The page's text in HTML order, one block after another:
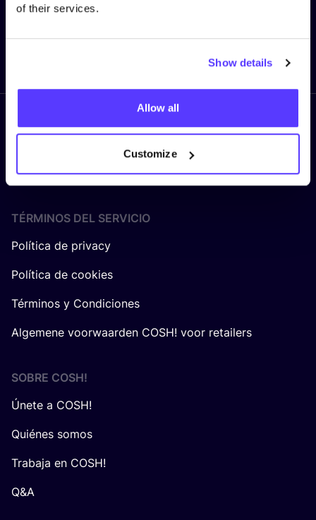
of their services.
Show details
Allow all
Customize
Síguenos
TÉRMINOS DEL SERVICIO
Política de privacy
Política de cookies
Términos y Condiciones
Algemene voorwaarden COSH! voor retailers
SOBRE COSH!
Únete a COSH!
Quiénes somos
Trabaja en COSH!
Q&A